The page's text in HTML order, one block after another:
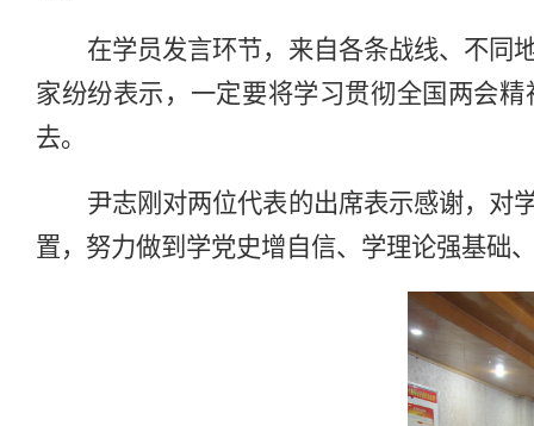
在学员发言环节，来自各条战线、不同
家纷纷表示，一定要将学习贯彻全国两会
去。
尹志刚对两位代表的出席表示感谢，对
置，努力做到学党史增自信、学理论强基础